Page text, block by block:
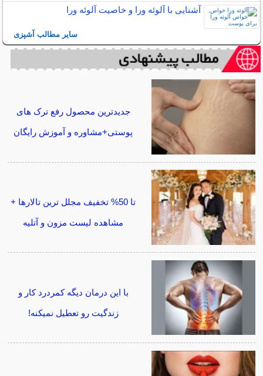
آشنایی با آلوئه ورا و خاصیت آلوئه ورا
سایر مطالب آشپزی
جدیدترین محصول رفع ترک های
پوستی+مشاوره و آموزش رایگان
تا 50% تخفیف مجلل ترین تالارها +
مشاهده لیست مزون و آتلیه
با این درمان دیگه کمردرد کار و
زندگیت رو تعطیل نمیکنه!